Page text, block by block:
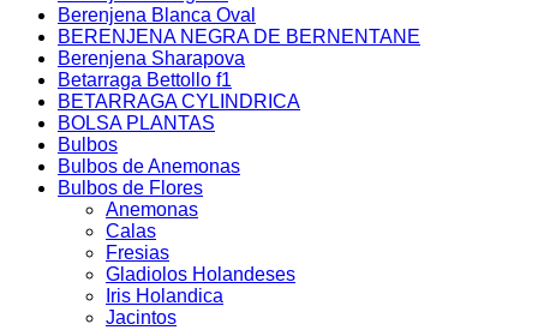
Berenjena Blanca Oval
BERENJENA NEGRA DE BERNENTANE
Berenjena Sharapova
Betarraga Bettollo f1
BETARRAGA CYLINDRICA
BOLSA PLANTAS
Bulbos
Bulbos de Anemonas
Bulbos de Flores
Anemonas
Calas
Fresias
Gladiolos Holandeses
Iris Holandica
Jacintos